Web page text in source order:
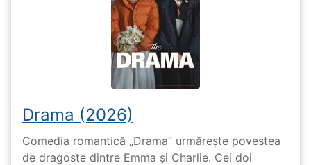
Drama (2026)
Comedia romantică „Drama” urmărește povestea
de dragoste dintre Emma și Charlie. Cei doi